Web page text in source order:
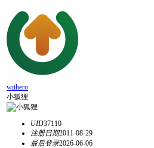
withero
小狐狸
UID37110
注册日期2011-08-29
最后登录2026-06-06